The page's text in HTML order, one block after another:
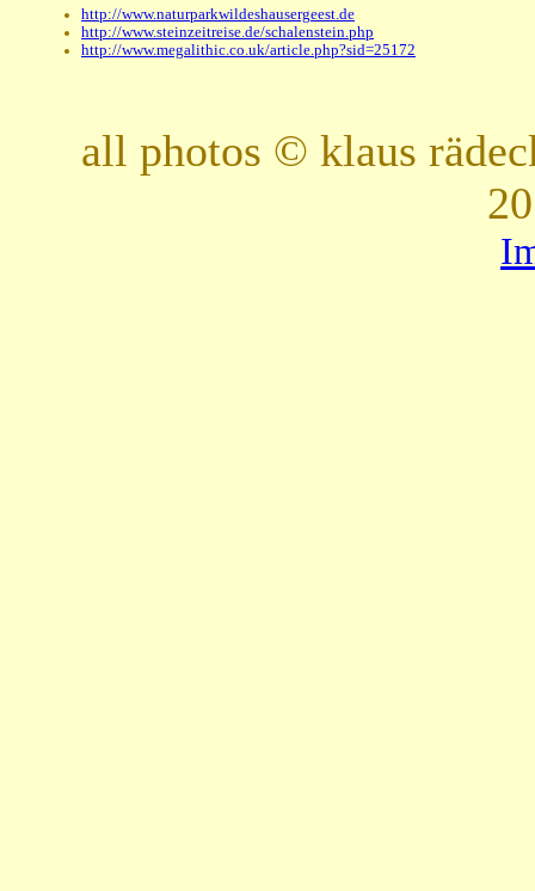
http://www.naturparkwildeshausergeest.de
http://www.steinzeitreise.de/schalenstein.php
http://www.megalithic.co.uk/article.php?sid=25172
all photos © klaus